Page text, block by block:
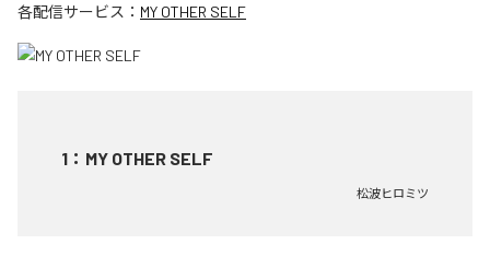
各配信サービス： MY OTHER SELF
1 ： MY OTHER SELF
松波ヒロミツ